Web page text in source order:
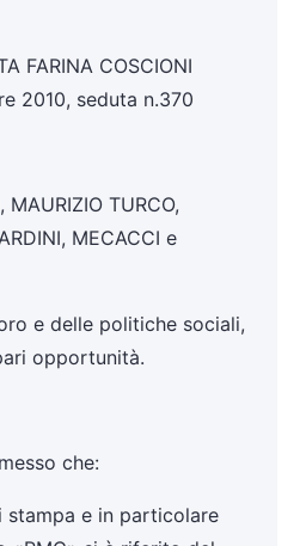
FARINA COSCIONI
2010, seduta n.370
MAURIZIO TURCO,
MECACCI e
e delle politiche sociali,
opportunità.
che:
stampa e in particolare